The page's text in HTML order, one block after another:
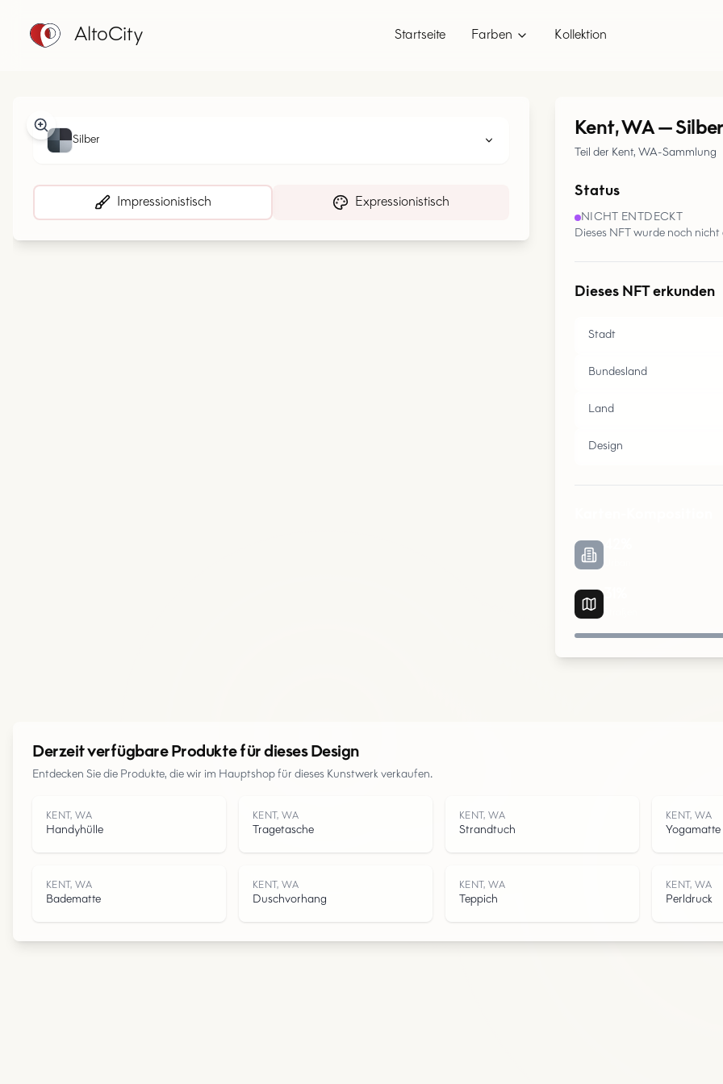
AltoCity Startseite Farben Kollektion
,
Silber
Impressionistisch Expressionistisch
Kent, WA—Silber
Teil der Kent, WA-Sammlung
Status
NICHT ENTDECKT
Dieses NFT wurde noch nicht
Dieses NFT erkunden
Stadt
Bundesland
Land
Design
Derzeit verfügbare Produkte für dieses Design
Entdecken Sie die Produkte, die wir im Hauptshop für dieses Kunstwerk verkaufen.
KENT, WA
Handyhülle
KENT, WA
Tragetasche
KENT, WA
Strandtuch
KENT, WA
Yogamatte
KENT, WA
Badematte
KENT, WA
Duschvorhang
KENT, WA
Teppich
KENT, WA
Perldruck